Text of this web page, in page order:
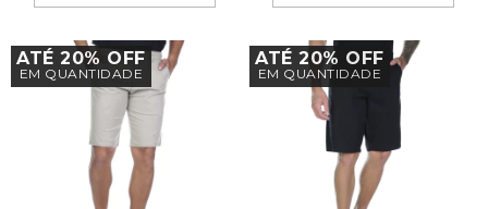
ATÉ 20% OFF
EM QUANTIDADE
ATÉ 20% OFF
EM QUANTIDADE